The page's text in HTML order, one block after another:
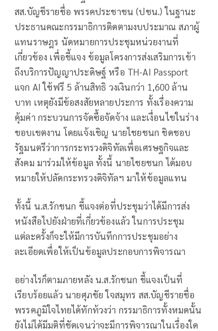
สส.บัญชีรายชื่อ พรรคประชาชน (ปชน.) ในฐานะ
ประธานคณะกรรมาธิการติดตามงบประมาณ สภาผู้
แทนราษฎร นัดหมายการประชุมหน่วยงานที่
เกี่ยวข้อง เพื่อชี้แจง ข้อมูลโครงการส่งเสริมการเข้า
ถึงบริการปัญญาประดิษฐ์ หรือ TH-AI Passport
แจก AI ใช้ฟรี 5 ล้านสิทธิ วงเงินกว่า 1,600 ล้าน
บาท เหตุยังมีข้อสงสัยหลายประการ ทั้งเรื่องความ
คุ้มค่า กระบวนการจัดซื้อจัดจ้าง และเงื่อนไขในร่าง
ขอบเขตงาน โดยแจ้งเชิญ นายไชยชนก ชิดชอบ
รัฐมนตรีว่าการกระทรวงดิจิทัลเพื่อเศรษฐกิจและ
สังคม มาร่วมให้ข้อมูล ทั้งนี้ นายไชยชนก ได้มอบ
หมายให้ปลัดกระทรวงดิจิทัลฯ มาให้ข้อมูลแทน
ทั้งนี้ น.ส.รักชนก ชี้แจงต่อที่ประชุมว่าได้มีการส่ง
หนังสือไปยังฝ่ายที่เกี่ยวข้องแล้ว ในการประชุม
แต่ละครั้งก็จะให้มีการบันทึกการประชุมอย่าง
ละเอียดเพื่อให้เป็นข้อมูลประกอบการพิจารณา
อย่างไรก็ตามภายหลัง น.ส.รักชนก ชี้แจงเป็นที่
เรียบร้อยแล้ว นายศุภชัย ใจสมุทร สส.บัญชีรายชื่อ
พรรคภูมิใจไทยได้ทักท้วงว่า กรรมาธิการทั้งหมดนั้น
ยังไม่ได้มีมติที่ชัดเจนว่าจะมีการพิจารณาในเรื่องใด